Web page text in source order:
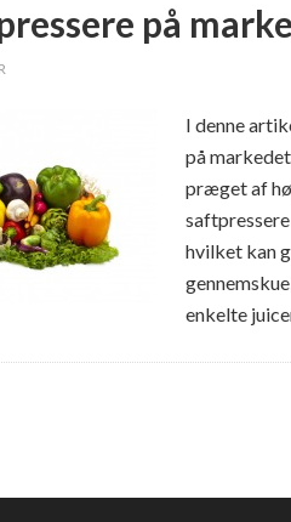
på
I denne
på
præget af
hvilket kan
enkelte